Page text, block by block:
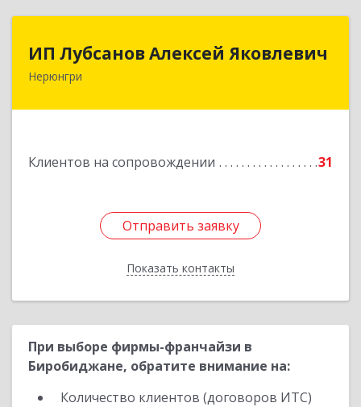
ИП Лубсанов Алексей Яковлевич
Нерюнгри
Клиентов на сопровождении 31
Отправить заявку
Показать контакты
ИП Лубсанов Алексей Яковлевич
675002, Амурская область, г. Благовещенск, ул.
Отправить заявку
Назад
При выборе фирмы-франчайзи в
Биробиджане, обратите внимание на:
Количество клиентов (договоров ИТС)